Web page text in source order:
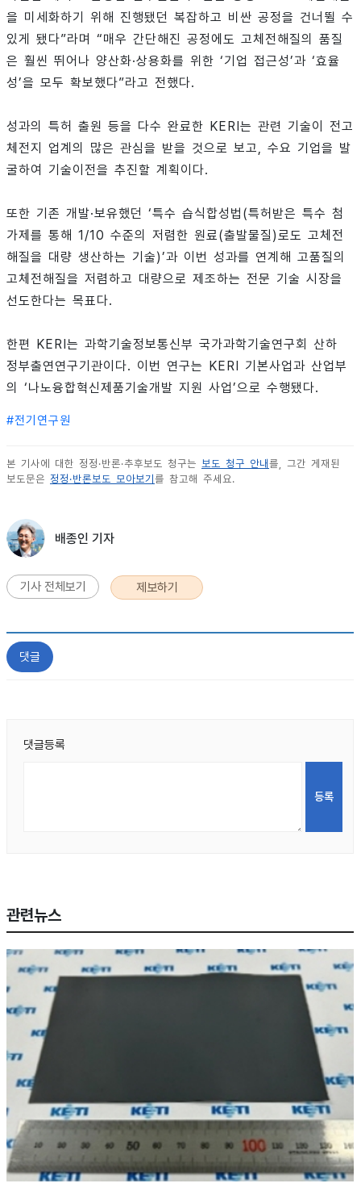
을 미세화하기 위해 진행됐던 복잡하고 비싼 공정을 건너뛸 수
있게 됐다”라며 “매우 간단해진 공정에도 고체전해질의 품질
은 훨씬 뛰어나 양산화·상용화를 위한 ‘기업 접근성’과 ‘효율
성’을 모두 확보했다”라고 전했다.
성과의 특허 출원 등을 다수 완료한 KERI는 관련 기술이 전고
체전지 업계의 많은 관심을 받을 것으로 보고, 수요 기업을 발
굴하여 기술이전을 추진할 계획이다.
또한 기존 개발·보유했던 ‘특수 습식합성법(특허받은 특수 첨
가제를 통해 1/10 수준의 저렴한 원료(출발물질)로도 고체전
해질을 대량 생산하는 기술)’과 이번 성과를 연계해 고품질의
고체전해질을 저렴하고 대량으로 제조하는 전문 기술 시장을
선도한다는 목표다.
한편 KERI는 과학기술정보통신부 국가과학기술연구회 산하
정부출연연구기관이다. 이번 연구는 KERI 기본사업과 산업부
의 ‘나노융합혁신제품기술개발 지원 사업’으로 수행됐다.
#전기연구원
본 기사에 대한 정정·반론·추후보도 청구는 보도 청구 안내 를, 그간 게재된
보도문은 정정·반론보도 모아보기 를 참고해 주세요.
배종인 기자
기사 전체보기 제보하기
댓글
댓글등록
관련뉴스